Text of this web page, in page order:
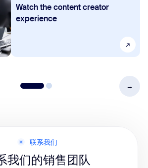
Watch the content creator
experience
联系我们
我们的销售团队